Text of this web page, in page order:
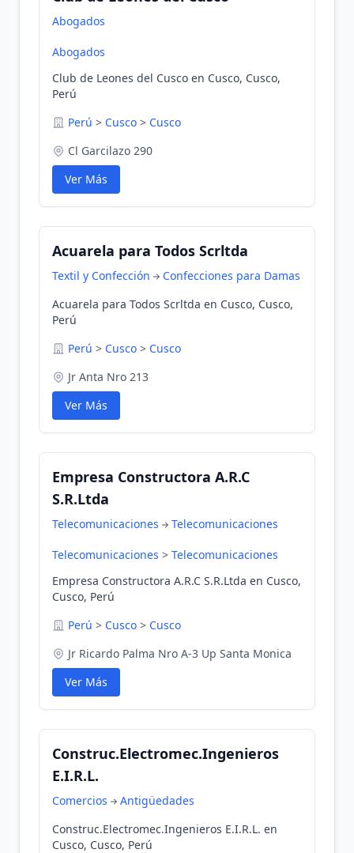
Abogados
Abogados
Club de Leones del Cusco en Cusco, Cusco,
Perú
Perú > Cusco > Cusco
Cl Garcilazo 290
Ver Más
Acuarela para Todos Scrltda
Textil y Confección
Confecciones para Damas
Acuarela para Todos Scrltda en Cusco, Cusco,
Perú
Perú > Cusco > Cusco
Jr Anta Nro 213
Ver Más
Empresa Constructora A.R.C
S.R.Ltda
Telecomunicaciones Telecomunicaciones
Telecomunicaciones > Telecomunicaciones
Empresa Constructora A.R.C S.R.Ltda en Cusco,
Cusco, Perú
Perú > Cusco > Cusco
Jr Ricardo Palma Nro A-3 Up Santa Monica
Ver Más
Construc.Electromec.Ingenieros
E.I.R.L.
Comercios
Antigüedades
Construc.Electromec.Ingenieros E.I.R.L. en
Cusco, Cusco, Perú